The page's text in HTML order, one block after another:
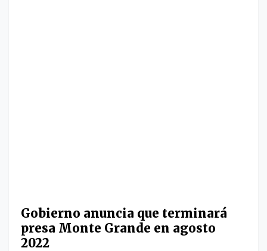
Gobierno anuncia que terminará
presa Monte Grande en agosto
2022